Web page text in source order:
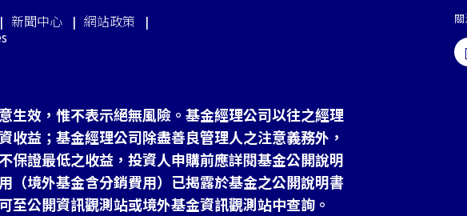
新聞中心
網站政策
生效，惟不表示絕無風險。基金經理公司以往之經理
收益；基金經理公司除盡善良管理人之注意義務外，
保證最低之收益，投資人申購前應詳閱基金公開說明
（境外基金含分銷費用）已揭露於基金之公開說明書
至公開資訊觀測站或境外基金資訊觀測站中查詢。